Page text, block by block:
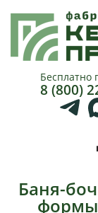
Бесплатно
8 (800)
КАТАЛОГ
КУПИТЬ
Баня-
формы